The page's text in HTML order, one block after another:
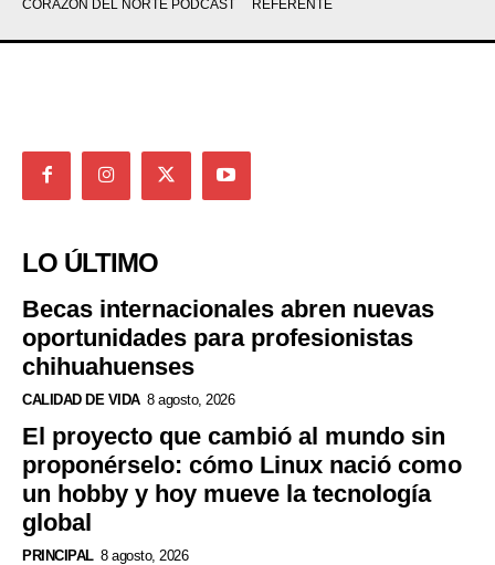
CORAZÓN DEL NORTE PODCAST
REFERENTE
LO ÚLTIMO
Becas internacionales abren nuevas
oportunidades para profesionistas
chihuahuenses
CALIDAD DE VIDA 8 agosto, 2026
El proyecto que cambió al mundo sin
proponérselo: cómo Linux nació como
un hobby y hoy mueve la tecnología
global
PRINCIPAL 8 agosto, 2026